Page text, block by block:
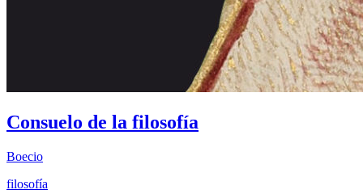
Consuelo de la filosofía
Boecio
filosofía